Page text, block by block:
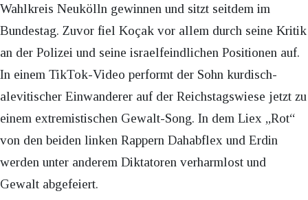
Wahlkreis Neukölln gewinnen und sitzt seitdem im
Bundestag. Zuvor fiel Koçak vor allem durch seine Kritik
an der Polizei und seine israelfeindlichen Positionen auf.
In einem TikTok-Video performt der Sohn kurdisch-
alevitischer Einwanderer auf der Reichstagswiese jetzt zu
einem extremistischen Gewalt-Song. In dem Liex „Rot“
von den beiden linken Rappern Dahabflex und Erdin
werden unter anderem Diktatoren verharmlost und
Gewalt abgefeiert.